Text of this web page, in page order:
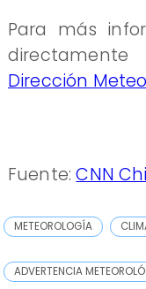
Para más
Dirección
Fuente:CNN
METEOROLOGÍA
ADVERTENCIA